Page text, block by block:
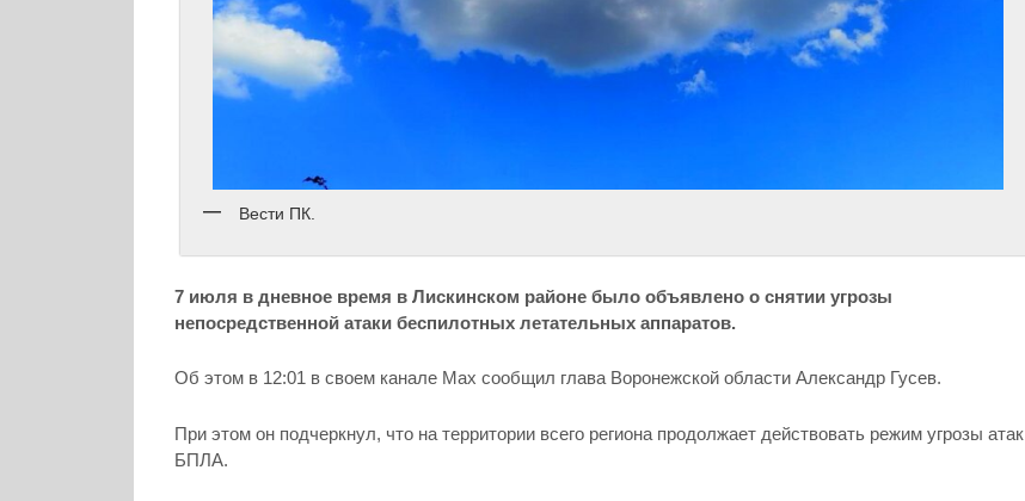
Вести ПК.
7 июля в дневное время в Лискинском районе было объявлено о снятии угрозы
непосредственной атаки беспилотных летательных аппаратов.
Об этом в 12:01 в своем канале Мах сообщил глава Воронежской области Александр Гусев.
При этом он подчеркнул, что на территории всего региона продолжает действовать режим угрозы атак
БПЛА.